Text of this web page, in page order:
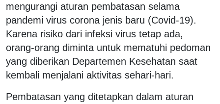
mengurangi aturan pembatasan selama
pandemi virus corona jenis baru (Covid-19).
Karena risiko dari infeksi virus tetap ada,
orang-orang diminta untuk mematuhi pedoman
yang diberikan Departemen Kesehatan saat
kembali menjalani aktivitas sehari-hari.
Pembatasan yang ditetapkan dalam aturan